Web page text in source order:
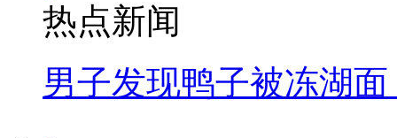
热点新闻
男子发现鸭子被冻湖